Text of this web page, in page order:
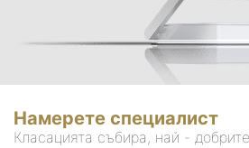
Намерете специалист
Класацията събира, най -